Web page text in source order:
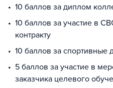
10 баллов за диплом
10 баллов за участие в
контракту
10 баллов за спортивные
5 баллов за участие в
заказчика целевого